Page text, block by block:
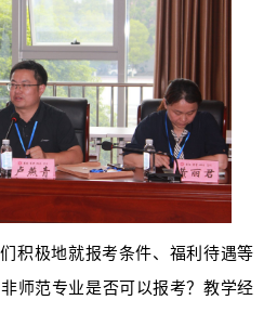
积极地就报考条件、福利待遇等
师范专业是否可以报考？教学经